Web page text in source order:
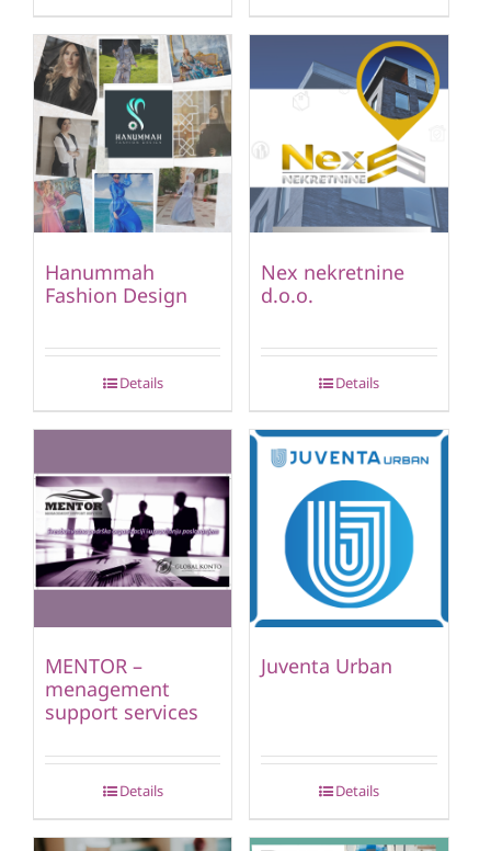
Hanummah
Fashion Design
Details
Nex nekretnine
d.o.o.
Details
MENTOR –
menagement
support services
Details
Juventa Urban
Details